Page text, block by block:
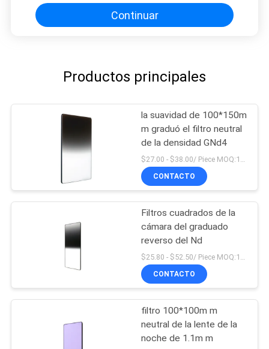
Continuar
Productos principales
la suavidad de 100*150m
m graduó el filtro neutral
de la densidad GNd4
$27.00 - $38.00/ Piece MOQ:100
CONTACTO
Filtros cuadrados de la
cámara del graduado
reverso del Nd
CONTACTO
filtro 100*100m m
neutral de la lente de la
noche de 1.1m m